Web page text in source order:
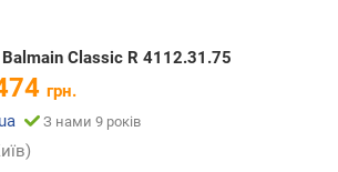
Classic R 4112.31.75
грн.
З нами 9 років